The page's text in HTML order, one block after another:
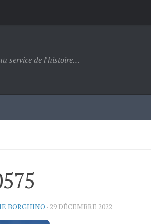
service de l'histoire…
BORGHINO · 29 DÉCEMBRE 2022